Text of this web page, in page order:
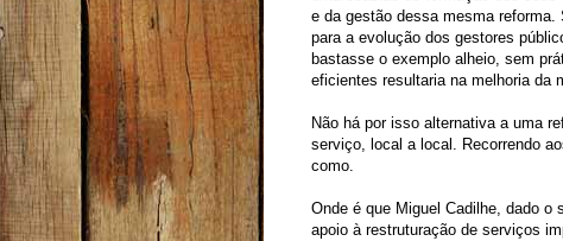
e da gestão dessa mesma reforma.
para a evolução dos gestores
bastasse o exemplo alheio, sem
eficientes resultaria na melhoria da
Não há por isso alternativa a uma
serviço, local a local. Recorrendo
como.
Onde é que Miguel Cadilhe, dado o
apoio à restruturação de serviços